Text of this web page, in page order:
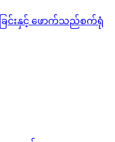
းနှင့် ဖောက်သည်စက်ရုံ